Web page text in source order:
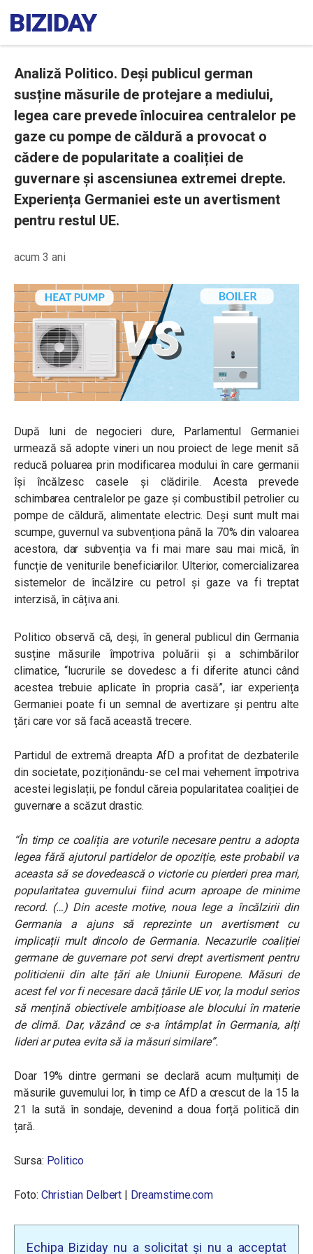
Analiză Politico. Deși publicul german
susține măsurile de protejare a mediului,
legea care prevede înlocuirea centralelor pe
gaze cu pompe de căldură a provocat o
cădere de popularitate a coaliției de
guvernare și ascensiunea extremei drepte.
Experiența Germaniei este un avertisment
pentru restul UE.
acum 3 ani
După luni de negocieri dure, Parlamentul Germaniei
urmează să adopte vineri un nou proiect de lege menit să
reducă poluarea prin modificarea modului în care germanii
își încălzesc casele și clădirile. Acesta prevede
schimbarea centralelor pe gaze și combustibil petrolier cu
pompe de căldură, alimentate electric. Deși sunt mult mai
scumpe, guvernul va subvenționa până la 70% din valoarea
acestora, dar subvenția va fi mai mare sau mai mică, în
funcție de veniturile beneficiarilor. Ulterior, comercializarea
sistemelor de încălzire cu petrol și gaze va fi treptat
interzisă, în câțiva ani.
Politico observă că, deși, în general publicul din Germania
susține măsurile împotriva poluării și a schimbărilor
climatice, “lucrurile se dovedesc a fi diferite atunci când
acestea trebuie aplicate în propria casă”, iar experiența
Germaniei poate fi un semnal de avertizare și pentru alte
țări care vor să facă această trecere.
Partidul de extremă dreapta AfD a profitat de dezbaterile
din societate, poziționându-se cel mai vehement împotriva
acestei legislații, pe fondul căreia popularitatea coaliției de
guvernare a scăzut drastic.
“În timp ce coaliția are voturile necesare pentru a adopta
legea fără ajutorul partidelor de opoziție, este probabil va
aceasta să se dovedească o victorie cu pierderi prea mari,
popularitatea guvernului fiind acum aproape de minime
record. (…) Din aceste motive, noua lege a încălzirii din
Germania a ajuns să reprezinte un avertisment cu
implicații mult dincolo de Germania. Necazurile coaliției
germane de guvernare pot servi drept avertisment pentru
politicienii din alte țări ale Uniunii Europene. Măsuri de
acest fel vor fi necesare dacă țările UE vor, la modul serios
să mențină obiectivele ambițioase ale blocului în materie
de climă. Dar, văzând ce s-a întâmplat în Germania, alți
lideri ar putea evita să ia măsuri similare”.
Doar 19% dintre germani se declară acum mulțumiți de
măsurile guvernului lor, în timp ce AfD a crescut de la 15 la
21 la sută în sondaje, devenind a doua forță politică din
țară.
Sursa: Politico
Foto: Christian Delbert | Dreamstime.com
Echipa Biziday nu a solicitat și nu a acceptat